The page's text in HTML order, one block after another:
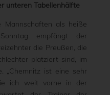
unteren Tabellenhälfte
als heiße
empfängt der
die Preußen, die
platziert sind, im
„Chemnitz ist eine sehr
ich weit vorne in der